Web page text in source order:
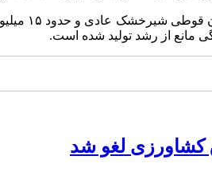
مانع از رشد تولید شده است.
کشاورزی لغو شد